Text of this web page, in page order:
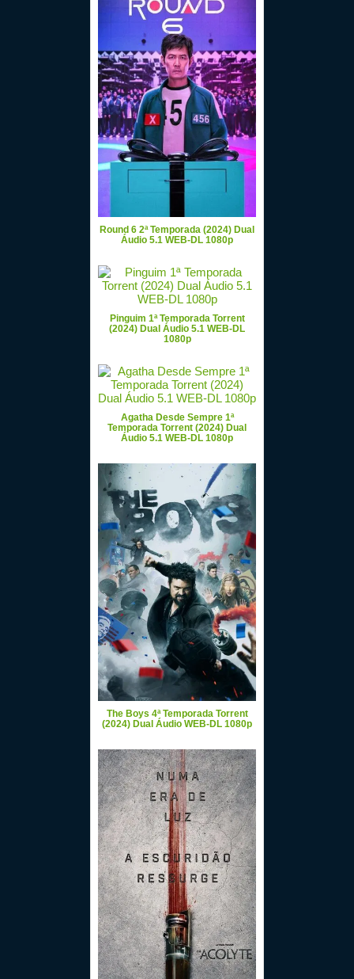
Round 6 2ª Temporada (2024) Dual
Áudio 5.1 WEB-DL 1080p
Pinguim 1ª Temporada Torrent
(2024) Dual Áudio 5.1 WEB-DL
1080p
Agatha Desde Sempre 1ª
Temporada Torrent (2024) Dual
Áudio 5.1 WEB-DL 1080p
The Boys 4ª Temporada Torrent
(2024) Dual Áudio WEB-DL 1080p